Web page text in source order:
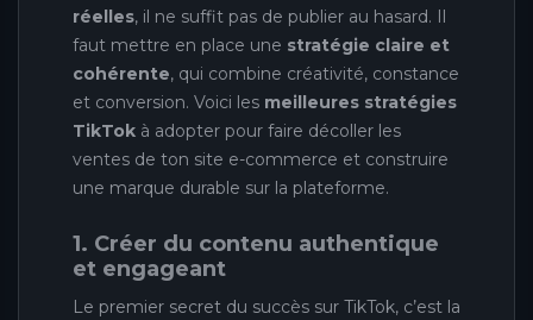
réelles, il ne suffit pas de publier au hasard. Il
faut mettre en place une stratégie claire et
cohérente, qui combine créativité, constance
et conversion. Voici les meilleures stratégies
TikTok à adopter pour faire décoller les
ventes de ton site e-commerce et construire
une marque durable sur la plateforme.
1. Créer du contenu authentique
et engageant
Le premier secret du succès sur TikTok, c’est la